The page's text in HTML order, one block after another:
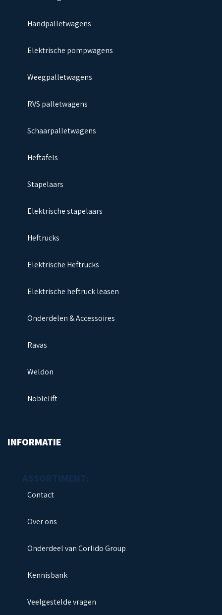
Handpalletwagens
Elektrische pompwagens
Weegpalletwagens
RVS palletwagens
Schaarpalletwagens
Heftafels
Stapelaars
Elektrische stapelaars
Heftrucks
Elektrische Heftrucks
Elektrische heftruck leasen
Onderdelen & Accessoires
Ravas
Weldon
Noblelift
INFORMATIE
Contact
Over ons
Onderdeel van Corlido Group
Kennisbank
Veelgestelde vragen